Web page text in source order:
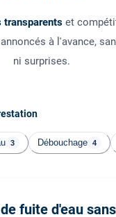
transparents et
à l'avance,
ni surprises.
3 Débouchage 4
fuite d'eau